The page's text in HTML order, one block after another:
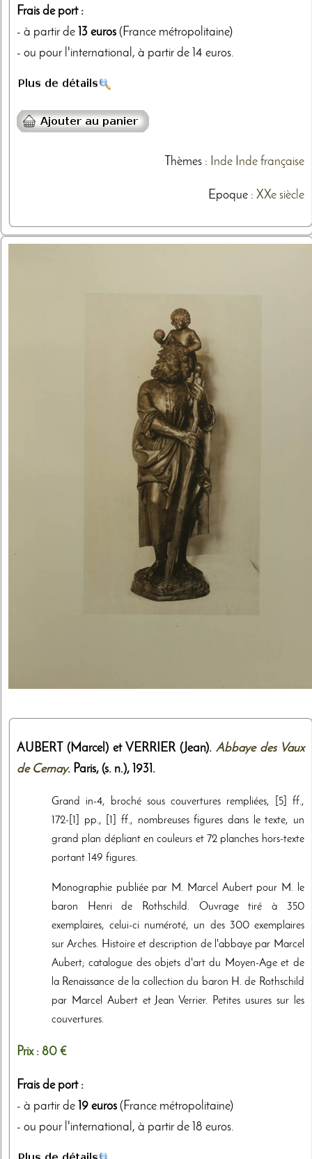
Frais de port :
- à partir de 13 euros (France métropolitaine)
- ou pour l'international, à partir de 14 euros.
Thèmes: Inde Inde française
Epoque : XXe siècle
AUBERT (Marcel) et VERRIER (Jean). Abbaye des Vaux
de Cernay. Paris, (s. n.), 1931 .
Grand in-4, broché sous couvertures rempliées, [5] ff.,
172-[1] pp., [1] ff., nombreuses figures dans le texte, un
grand plan dépliant en couleurs et 72 planches hors-texte
portant 149 figures.
Monographie publiée par M. Marcel Aubert pour M. le
baron Henri de Rothschild. Ouvrage tiré à 350
exemplaires, celui-ci numéroté, un des 300 exemplaires
sur Arches. Histoire et description de l'abbaye par Marcel
Aubert; catalogue des objets d'art du Moyen-Age et de
la Renaissance de la collection du baron H. de Rothschild
par Marcel Aubert et Jean Verrier. Petites usures sur les
couvertures.
Prix : 80 €
Frais de port :
- à partir de 19 euros (France métropolitaine)
- ou pour l'international, à partir de 18 euros.